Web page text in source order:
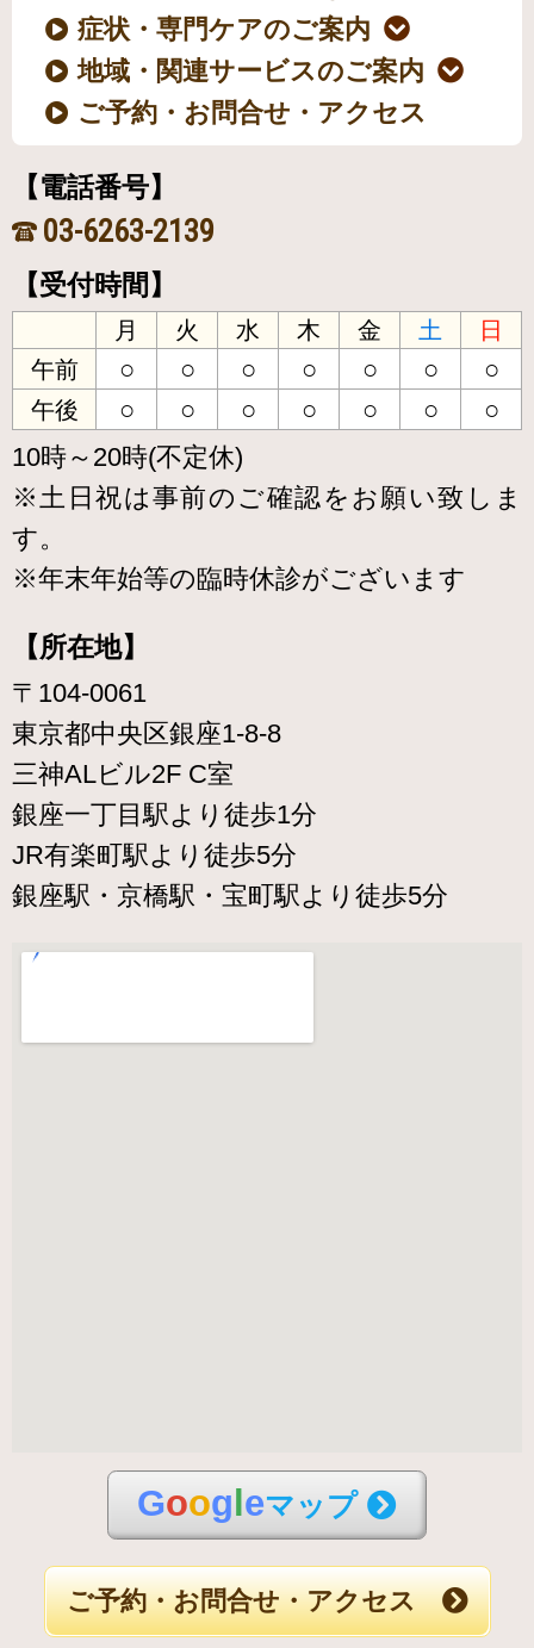
症状・専門ケアのご案内
地域・関連サービスのご案内
ご予約・お問合せ・アクセス
【電話番号】
03-6263-2139
【受付時間】
月 火 水 木 金 土
日
午前
○ ○ ○ ○ ○ ○ ○
午後 ○ ○ ○ ○ ○ ○
○
10時～20時(不定休)
※土日祝は事前のご確認をお願い致しま
す。
※年末年始等の臨時休診がございます
【所在地】
〒104-0061
東京都中央区銀座1-8-8
三神ALビル2F C室
銀座一丁目駅より徒歩1分
JR有楽町駅より徒歩5分
銀座駅・京橋駅・宝町駅より徒歩5分
Goog eマップ
ご予約・お問合せ・アクセス